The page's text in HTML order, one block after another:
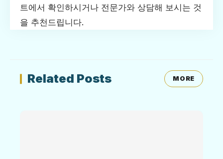
트에서 확인하시거나 전문가와 상담해 보시는 것
을 추천드립니다.
Related Posts MORE